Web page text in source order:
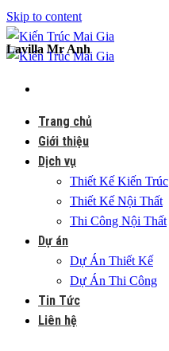
Skip to content
Trang chủ
Giới thiệu
Dịch vụ
Thiết Kế Kiến Trúc
Thiết Kế Nội Thất
Thi Công Nội Thất
Dự án
Dự Án Thiết Kế
Dự Án Thi Công
Tin Tức
Liên hệ
Lavilla Mr Anh